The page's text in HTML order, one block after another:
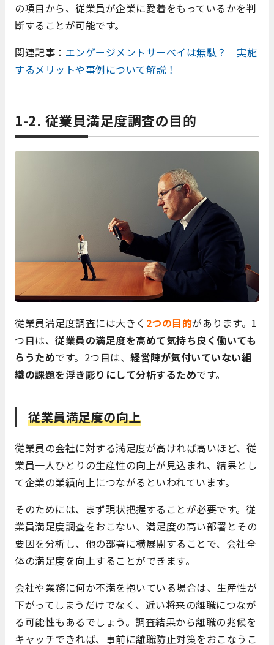
の項目から、従業員が企業に愛着をもっているかを判
断することが可能です。
関連記事： エンゲージメントサーベイは無駄？｜実施
するメリットや事例について解説！
1-2. 従業員満足度調査の目的
従業員満足度調査には大きく 2つの目的があります。1
つ目は、 従業員の満足度を高めて気持ち良く働いても
らうためです。2つ目は、 経営陣が気付いていない組
織の課題を浮き彫りにして分析するためです。
従業員満足度の向上
従業員の会社に対する満足度が高ければ高いほど、従
業員一人ひとりの生産性の向上が見込まれ、結果とし
て企業の業績向上につながるといわれています。
そのためには、まず現状把握することが必要です。従
業員満足度調査をおこない、満足度の高い部署とその
要因を分析し、他の部署に横展開することで、会社全
体の満足度を向上することができます。
会社や業務に何か不満を抱いている場合は、生産性が
下がってしまうだけでなく、近い将来の離職につなが
る可能性もあるでしょう。調査結果から離職の兆候を
キャッチできれば、事前に離職防止対策をおこなうこ